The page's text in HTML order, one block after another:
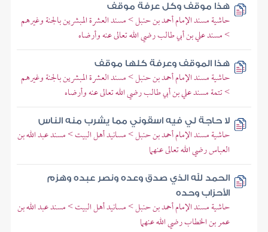
هذا موقف وكل عرفة موقف
حاشية مسند الإمام أحمد بن حنبل > مسند العشرة المبشرين بالجنة وغيرهم
> مسند علي بن أبي طالب رضي الله تعالى عنه وأرضاه
هذا الموقف وعرفة كلها موقف
حاشية مسند الإمام أحمد بن حنبل > مسند العشرة المبشرين بالجنة وغيرهم
> تتمة مسند علي بن أبي طالب رضي الله تعالى عنه وأرضاه
لا حاجة لي فيه اسقوني مما يشرب منه الناس
حاشية مسند الإمام أحمد بن حنبل > مسانيد أهل البيت > مسند عبد الله بن
العباس رضي الله تعالى عنهما
الحمد لله الذي صدق وعده ونصر عبده وهزم
الأحزاب وحده
حاشية مسند الإمام أحمد بن حنبل > مسانيد أهل البيت > مسند عبد الله بن
عمر بن الخطاب رضي الله عنهما